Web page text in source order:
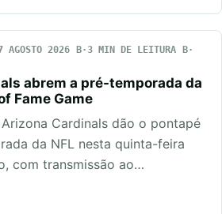
AGOSTO 2026
3 MIN DE LEITURA
abrem a pré-temporada da
Fame Game
Cardinals dão o pontapé
da NFL nesta quinta-feira
com transmissão ao…